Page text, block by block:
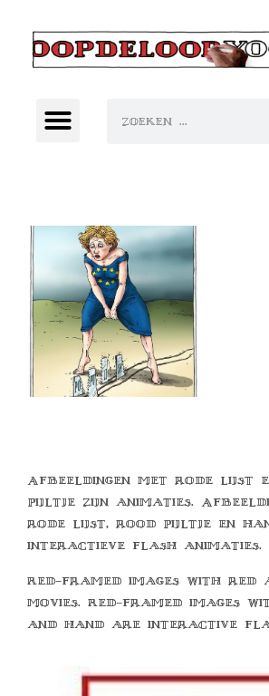
Afbeeldingen met rode lijst
pijltje zijn animaties.
rode lijst, rood pijltje en
interactieve flash animaties.
Red-framed images with
movies. Red-framed images
and hand are interactive